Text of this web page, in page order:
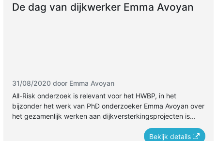
De dag van dijkwerker Emma Avoyan
31/08/2020 door Emma Avoyan
All-Risk onderzoek is relevant voor het HWBP, in het
bijzonder het werk van PhD onderzoeker Emma Avoyan over
het gezamenlijk werken aan dijkversterkingsprojecten is...
Bekijk details